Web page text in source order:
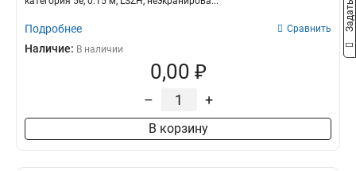
Подробнее Сравнить
Наличие: В наличии
0,00 ₽
– +
В корзину